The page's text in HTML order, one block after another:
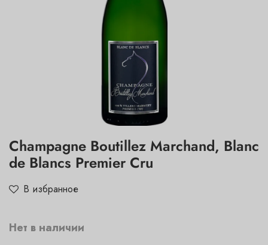
Champagne Boutillez Marchand, Blanc
de Blancs Premier Cru
В избранное
Нет в наличии